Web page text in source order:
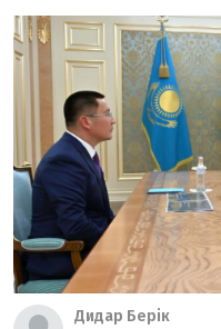
Дидар Берік